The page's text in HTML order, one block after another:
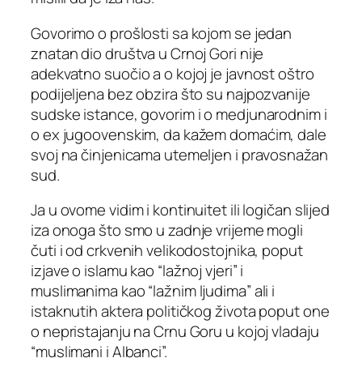
Govorimo o prošlosti sa kojom se jedan
znatan dio društva u Crnoj Gori nije
adekvatno suočio a o kojoj je javnost oštro
podijeljena bez obzira što su najpozvanije
sudske istance, govorim i o medjunarodnim i
o ex jugoovenskim, da kažem domaćim, dale
svoj na činjenicama utemeljen i pravosnažan
sud.
Ja u ovome vidim i kontinuitet ili logičan slijed
iza onoga što smo u zadnje vrijeme mogli
čuti i od crkvenih velikodostojnika, poput
izjave o islamu kao “lažnoj vjeri” i
muslimanima kao “lažnim ljudima” ali i
istaknutih aktera političkog života poput one
o nepristajanju na Crnu Goru u kojoj vladaju
“muslimani i Albanci”.